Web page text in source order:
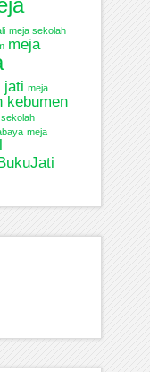
meja sekolah
meja
jati meja
kebumen
meja